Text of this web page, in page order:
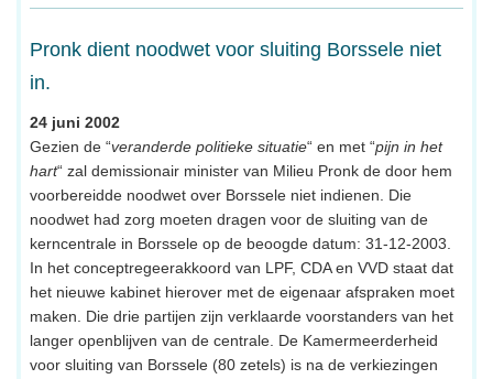
Pronk dient noodwet voor sluiting Borssele niet
in.
24 juni 2002
Gezien de “veranderde politieke situatie“ en met “pijn in het
hart“ zal demissionair minister van Milieu Pronk de door hem
voorbereidde noodwet over Borssele niet indienen. Die
noodwet had zorg moeten dragen voor de sluiting van de
kerncentrale in Borssele op de beoogde datum: 31-12-2003.
In het conceptregeerakkoord van LPF, CDA en VVD staat dat
het nieuwe kabinet hierover met de eigenaar afspraken moet
maken. Die drie partijen zijn verklaarde voorstanders van het
langer openblijven van de centrale. De Kamermeerderheid
voor sluiting van Borssele (80 zetels) is na de verkiezingen